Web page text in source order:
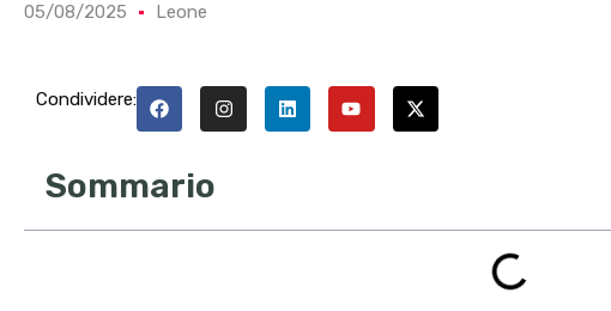
05/08/2025 Leone
Condividere:
Sommario